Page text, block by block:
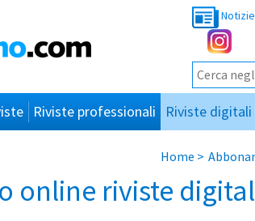
Notizie
Riviste professionali Riviste digitali
Home >
online riviste